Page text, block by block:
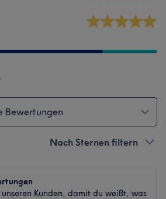
Bewertungen
Nach Sternen filtern
Kunden, damit du weißt, was